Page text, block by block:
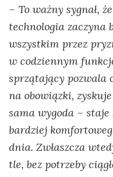
– To ważny sygnał,
technologia zaczyna
wszystkim przez
w codziennym
sprzątający pozwala
na obowiązki,
sama wygoda –
bardziej
dnia. Zwłaszcza
tle, bez potrzeby